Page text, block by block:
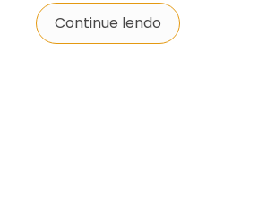
Continue lendo